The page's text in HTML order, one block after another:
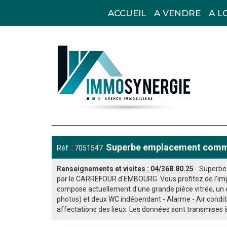
ACCUEIL A VENDRE A
Réf. : 7051547 Superbe emplacement
Renseignements et visites : 04/368.80.25 -
par le CARREFOUR d'EMBOURG. Vous profitez de
compose actuellement d'une grande pièce vitrée,
photos) et deux WC indépendant - Alarme - Air
affectations des lieux. Les données sont transmises